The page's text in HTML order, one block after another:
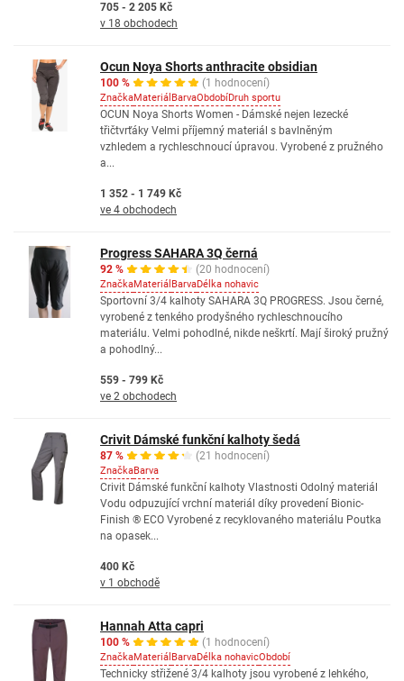
705 - 2 205 Kč
v 18 obchodech
Ocun Noya Shorts anthracite obsidian
100 % (1 hodnocení)
ZnačkaMateriál BarvaObdobíDruh sportu
OCUN Noya Shorts Women - Dámské nejen lezecké
třičtvrťáky Velmi příjemný materiál s bavlněným
vzhledem a rychleschnoucí úpravou. Vyrobené z pružného
a...
1 352 - 1 749 Kč
ve 4 obchodech
Progress SAHARA 3Q černá
92 % (20 hodnocení)
ZnačkaMateriál BarvaDélka nohavic
Sportovní 3/4 kalhoty SAHARA 3Q PROGRESS. Jsou černé,
vyrobené z tenkého prodyšného rychleschnoucího
materiálu. Velmi pohodlné, nikde neškrtí. Mají široký pružný
a pohodlný...
559 - 799 Kč
ve 2 obchodech
Crivit Dámské funkční kalhoty šedá
87 % (21 hodnocení)
ZnačkaBarva
Crivit Dámské funkční kalhoty Vlastnosti Odolný materiál
Vodu odpuzující vrchní materiál díky provedení Bionic-
Finish ® ECO Vyrobené z recyklovaného materiálu Poutka
na opasek...
400 Kč
v 1 obchodě
Hannah Atta capri
100 % (1 hodnocení)
ZnačkaMateriál BarvaDélka nohavicObdobí
Technicky střižené 3/4 kalhoty jsou vyrobené z lehkého,